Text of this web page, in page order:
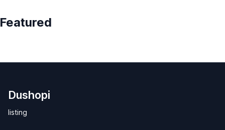
Featured
Dushopi
listing